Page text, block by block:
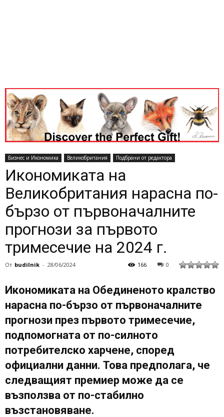
Бизнес и Икономика Великобритания Подбрани от редактора
Икономиката на
Великобритания нарасна по-
бързо от първоначалните
прогнози за първото
тримесечие на 2024 г.
От budilnik - 28/06/2024 0
166
Икономиката на Обединеното кралство
нарасна по-бързо от първоначалните
прогнози през първото тримесечие,
подпомогната от по-силното
потребителско харчене, според
официални данни. Това предполага, че
следващият премиер може да се
възползва от по-стабилно
възстановяване.